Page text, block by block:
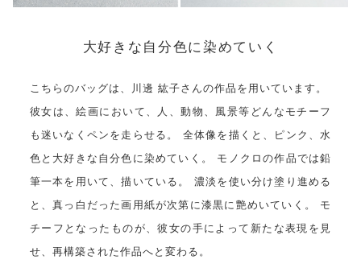
大好きな自分色に染めていく
こちらのバッグは、川邊 紘子さんの作品を用いています。
彼女は、絵画において、人、動物、風景等どんなモチーフ
も迷いなくペンを走らせる。 全体像を描くと、ピンク、水
色と大好きな自分色に染めていく。 モノクロの作品では鉛
筆一本を用いて、描いている。 濃淡を使い分け塗り進める
と、真っ白だった画用紙が次第に漆黒に艶めいていく。 モ
チーフとなったものが、彼女の手によって新たな表現を見
せ、再構築された作品へと変わる。